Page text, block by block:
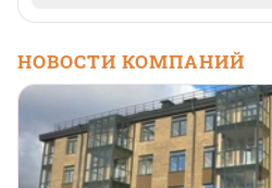
НОВОСТИ КОМПАНИЙ